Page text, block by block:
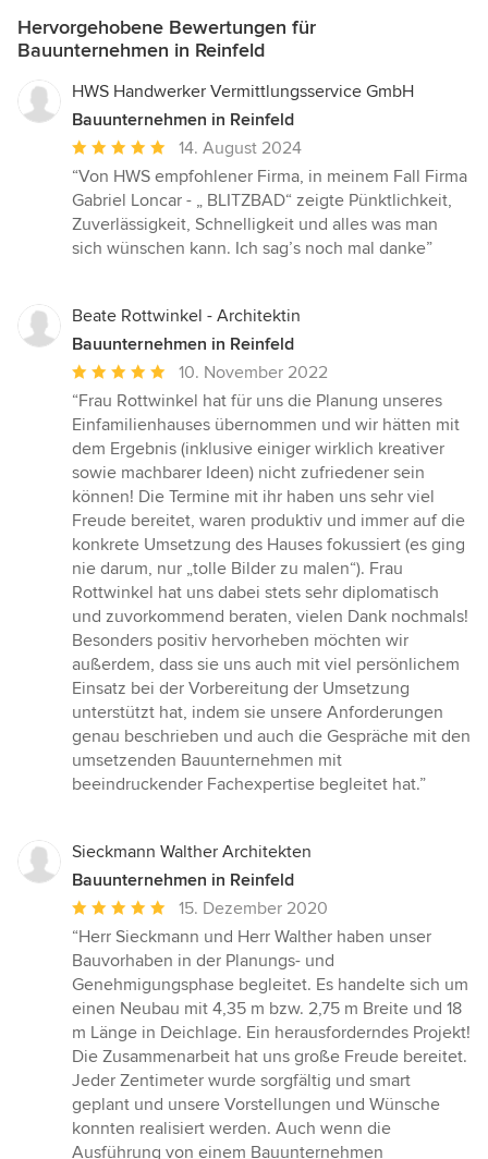
Hervorgehobene Bewertungen für
Bauunternehmen in Reinfeld
HWS Handwerker Vermittlungsservice GmbH
Bauunternehmen in Reinfeld
Durchschnittliche
Bewertung:
5
von
5
14. August 2024
“Von HWS empfohlener Firma, in meinem Fall Firma
Gabriel Loncar - „ BLITZBAD“ zeigte Pünktlichkeit,
Zuverlässigkeit, Schnelligkeit und alles was man
sich wünschen kann. Ich sag’s noch mal danke”
Beate Rottwinkel - Architektin
Bauunternehmen in Reinfeld
Durchschnittliche
Bewertung:
5
von
5
Sternen
10. November 2022
“Frau Rottwinkel hat für uns die Planung unseres
Einfamilienhauses übernommen und wir hätten mit
dem Ergebnis (inklusive einiger wirklich kreativer
sowie machbarer Ideen) nicht zufriedener sein
können! Die Termine mit ihr haben uns sehr viel
Freude bereitet, waren produktiv und immer auf die
konkrete Umsetzung des Hauses fokussiert (es ging
nie darum, nur „tolle Bilder zu malen“). Frau
Rottwinkel hat uns dabei stets sehr diplomatisch
und zuvorkommend beraten, vielen Dank nochmals!
Besonders positiv hervorheben möchten wir
außerdem, dass sie uns auch mit viel persönlichem
Einsatz bei der Vorbereitung der Umsetzung
unterstützt hat, indem sie unsere Anforderungen
genau beschrieben und auch die Gespräche mit den
umsetzenden Bauunternehmen mit
beeindruckender Fachexpertise begleitet hat.”
Sieckmann Walther Architekten
Bauunternehmen in Reinfeld
Durchschnittliche
Bewertung:
5
von
5
Sternen
15. Dezember 2020
“Herr Sieckmann und Herr Walther haben unser
Bauvorhaben in der Planungs- und
Genehmigungsphase begleitet. Es handelte sich um
einen Neubau mit 4,35 m bzw. 2,75 m Breite und 18
m Länge in Deichlage. Ein herausforderndes Projekt!
Die Zusammenarbeit hat uns große Freude bereitet.
Jeder Zentimeter wurde sorgfältig und smart
geplant und unsere Vorstellungen und Wünsche
konnten realisiert werden. Auch wenn die
Ausführung von einem Bauunternehmen